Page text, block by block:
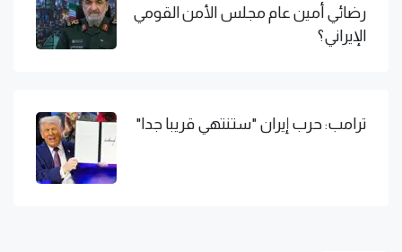
رضائي أمين عام مجلس الأمن القومي
الإيراني؟
ترامب: حرب إيران "ستنتهي قريبا جدا"